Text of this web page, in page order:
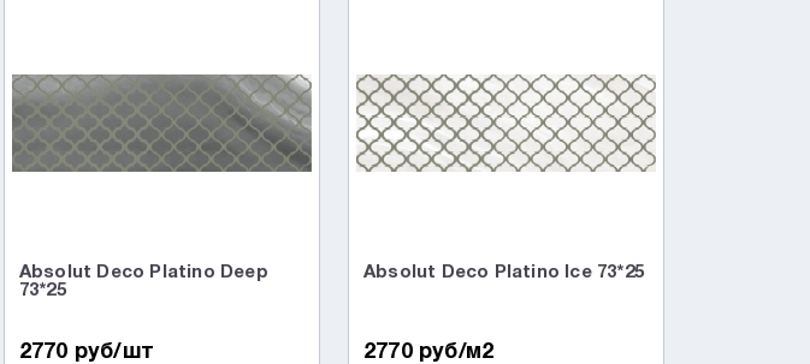
Absolut Deco Platino Deep
73*25
2770 руб/шт
Absolut Deco Platino Ice 73*25
2770 руб/м2